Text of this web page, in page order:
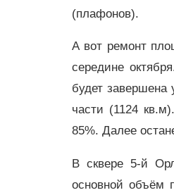
(плафонов).
А вот ремонт
середине
будет завершена
части (1124
85%. Далее
В сквере 5-й
основной объём